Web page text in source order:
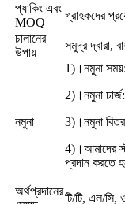
প্যাকিং এবং
MOQ
গ্রাহকদের
চালানের
উপায়
সমুদ্র দ্বারা,
নমুনা
1)।নমুনা
2)।নমুনা
3)।নমুনা
4)।আমাদের
প্রদান করতে
অর্থপ্রদানের
টি/টি, এল/সি,